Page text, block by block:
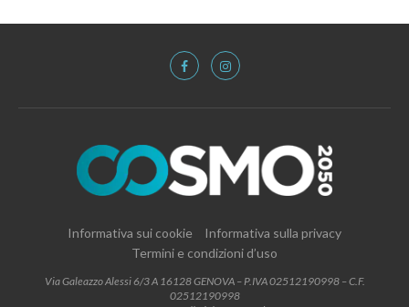
Informativa sui cookie
Informativa sulla privacy
Termini e condizioni d’uso
Via Galeazzo Alessi 6/3 A 16128 GENOVA – P.IVA 02512190998 – C.F.
02512190998